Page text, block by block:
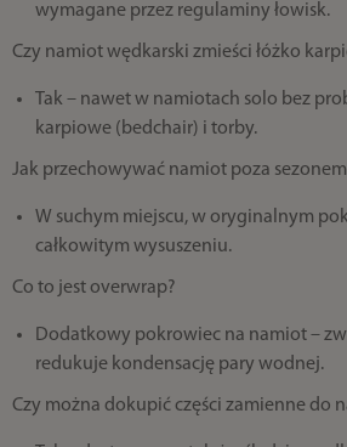
wymagane przez regulaminy łowisk.
Czy namiot wędkarski zmieści łóżko
Tak – nawet w namiotach solo bez
karpiowe (bedchair) i torby.
Jak przechowywać namiot poza
W suchym miejscu, w oryginalnym
całkowitym wysuszeniu.
Co to jest overwrap?
Dodatkowy pokrowiec na namiot –
redukuje kondensację pary wodnej.
Czy można dokupić części zamienne do